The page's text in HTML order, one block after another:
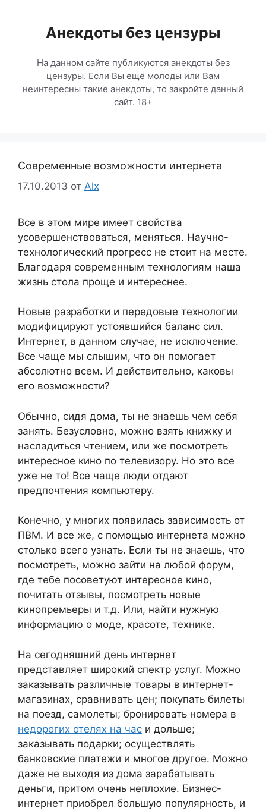
содержимомуАнекдоты без цензуры
На данном сайте публикуются анекдоты без
цензуры. Если Вы ещё молоды или Вам
неинтересны такие анекдоты, то закройте данный
сайт. 18+
Современные возможности интернета
17.10.2013 от Alx
Все в этом мире имеет свойства
усовершенствоваться, меняться. Научно-
технологический прогресс не стоит на месте.
Благодаря современным технологиям наша
жизнь стола проще и интереснее.
Новые разработки и передовые технологии
модифицируют устоявшийся баланс сил.
Интернет, в данном случае, не исключение.
Все чаще мы слышим, что он помогает
абсолютно всем. И действительно, каковы
его возможности?
Обычно, сидя дома, ты не знаешь чем себя
занять. Безусловно, можно взять книжку и
насладиться чтением, или же посмотреть
интересное кино по телевизору. Но это все
уже не то! Все чаще люди отдают
предпочтения компьютеру.
Конечно, у многих появилась зависимость от
ПВМ. И все же, с помощью интернета можно
столько всего узнать. Если ты не знаешь, что
посмотреть, можно зайти на любой форум,
где тебе посоветуют интересное кино,
почитать отзывы, посмотреть новые
кинопремьеры и т.д. Или, найти нужную
информацию о моде, красоте, технике.
На сегодняшний день интернет
представляет широкий спектр услуг. Можно
заказывать различные товары в интернет-
магазинах, сравнивать цен; покупать билеты
на поезд, самолеты; бронировать номера в
недорогих отелях на час и дольше;
заказывать подарки; осуществлять
банковские платежи и многое другое. Можно
даже не выходя из дома зарабатывать
деньги, притом очень неплохие. Бизнес-
интернет приобрел большую популярность, и